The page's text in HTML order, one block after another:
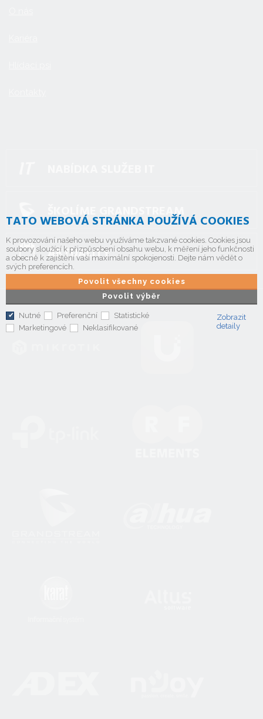
ŠKOLÍME GRANDSTREAM
AKTUALITY
TATO WEBOVÁ STRÁNKA POUŽÍVÁ COOKIES
K provozování našeho webu využíváme takzvané cookies. Cookies jsou
soubory sloužící k přizpůsobení obsahu webu, k měření jeho funkčnosti
a obecně k zajištění vaší maximální spokojenosti. Dejte nám vědět o
svých preferencích.
Povolit výběr
Povolit všechny cookies
Nutné Preferenční
Statistické
Marketingové
Neklasifikované
Zobrazit
detaily